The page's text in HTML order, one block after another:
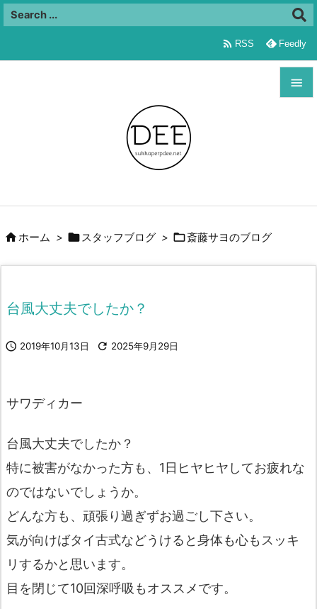

前へ

 RSS Feedly
ホーム > スタッフブログ > 斎藤サヨのブログ
台風大丈夫でしたか？
 2019年10月13日  2025年9月29日
サワディカー
台風大丈夫でしたか？
特に被害がなかった方も、1日ヒヤヒヤしてお疲れな
のではないでしょうか。
どんな方も、頑張り過ぎずお過ごし下さい。
気が向けばタイ古式などうけると身体も心もスッキ
リするかと思います。
目を閉じて10回深呼吸もオススメです。